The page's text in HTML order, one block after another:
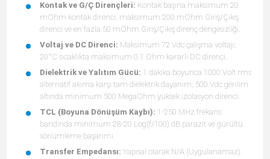
Kontak ve G/Ç Dirençleri: Kontak başına maksimum 20
mOhm kontak direnci; maksimum 200 mOhm Giriş/Çıkış
direnci ve en fazla 50 mOhm Giriş/Çıkış direnç dengesizliği.
Voltaj ve DC Direnci: Maksimum 72 Vdc çalışma voltajı;
20°C sıcaklıkta maksimum 0.1 Ohm kararlı DC direnci.
Dielektrik ve Yalıtım Gücü: 1 dakika boyunca 1000 Volt rms
alternatif akıma karşı tam dielektrik dayanım; 500 Vdc gerilim
altında minimum 500 MegaOhm yüksek izolasyon direnci.
TCL (Boyuna Dönüşüm Kaybı): 1-250 MHz frekans
bandında minimum 28-20·Log(f/100) dB parazit ve gürültü
sönümleme başarımı.
Transfer Empedansı: Yapısal olarak N/A (Uygulanamaz).